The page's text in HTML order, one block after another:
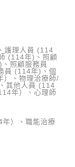
護理人員 (114
(114年)、照顧
照顧服務員
員 (114年)、個
）、物理治療師/
其他人員 (114
年）、心理師
）、職能治療